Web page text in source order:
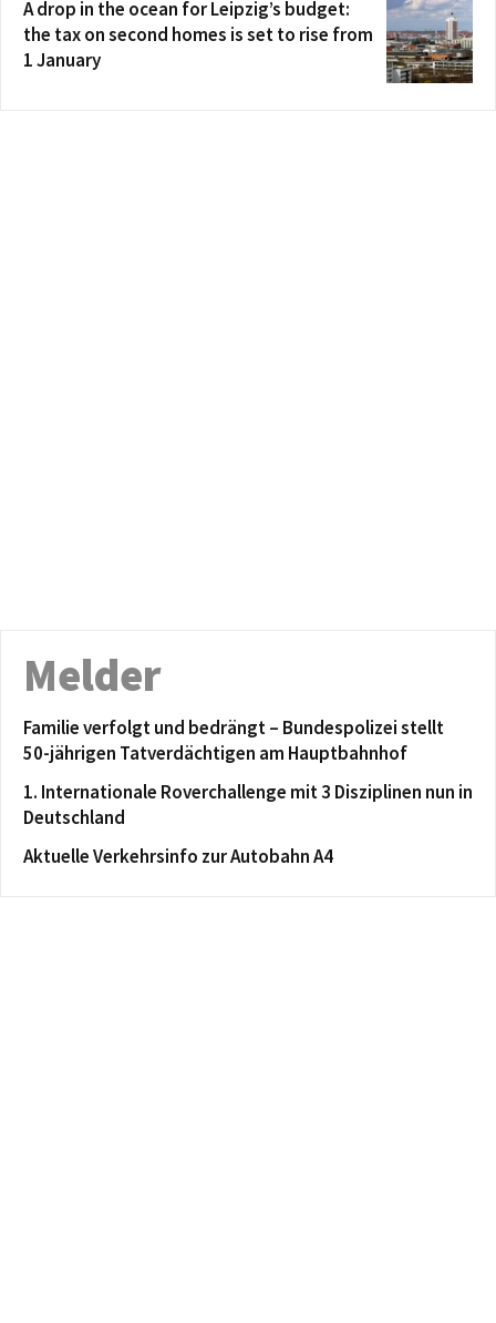
A drop in the ocean for Leipzig’s budget:
the tax on second homes is set to rise from
1 January
Melder
Familie verfolgt und bedrängt – Bundespolizei stellt
50-jährigen Tatverdächtigen am Hauptbahnhof
1. Internationale Roverchallenge mit 3 Disziplinen nun in
Deutschland
Aktuelle Verkehrsinfo zur Autobahn A4